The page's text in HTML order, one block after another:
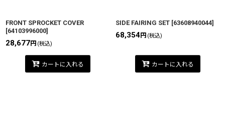
FRONT SPROCKET COVER
[64103996000]
28,677円 (税込)
カートに入れる
SIDE FAIRING SET [63608940044]
68,354円 (税込)
カートに入れる